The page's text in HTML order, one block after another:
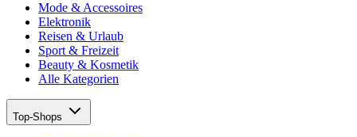
Mode & Accessoires
Elektronik
Reisen & Urlaub
Sport & Freizeit
Beauty & Kosmetik
Alle Kategorien
Top-Shops